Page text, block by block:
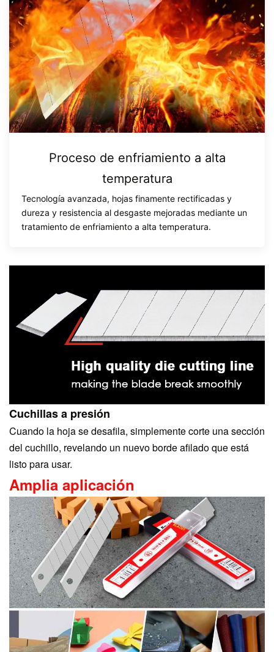
Proceso de enfriamiento a alta
temperatura
Tecnología avanzada, hojas finamente rectificadas y
dureza y resistencia al desgaste mejoradas mediante un
tratamiento de enfriamiento a alta temperatura.
Cuchillas a presión
Cuando la hoja se desafila, simplemente corte una sección
del cuchillo, revelando un nuevo borde afilado que está
listo para usar.
Amplia aplicación